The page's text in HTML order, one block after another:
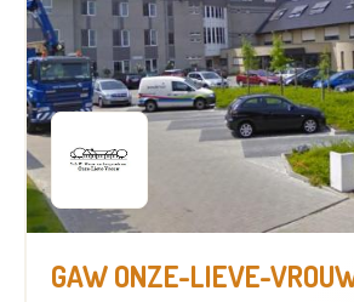
GAW ONZE-LIEVE-